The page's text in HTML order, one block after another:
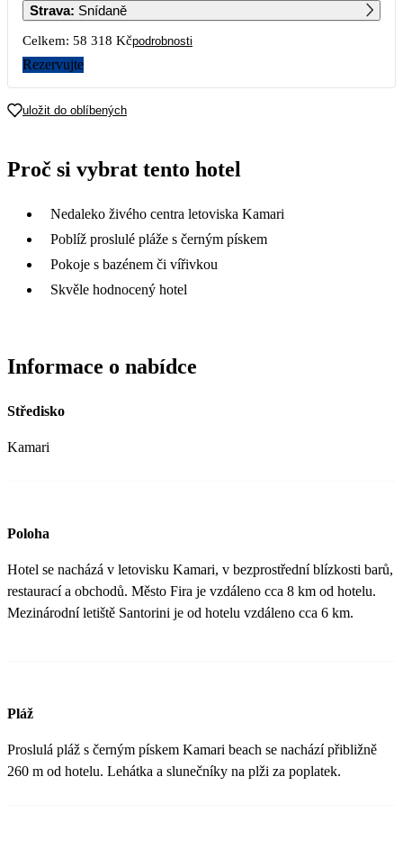
3 4
10
17
29 889
18
32 219
26 709 31 619 47 949 27 339
22 359
Strava: Snídaně
Celkem: 58 318 Kčpodrobnosti
Rezervujte
uložit do oblíbených
Proč si vybrat tento hotel
Nedaleko živého centra letoviska Kamari
Poblíž proslulé pláže s černým pískem
Pokoje s bazénem či vířivkou
Skvěle hodnocený hotel
Informace o nabídce
Středisko
Kamari
Poloha
Hotel se nacházá v letovisku Kamari, v bezprostřední blízkosti barů,
restaurací a obchodů. Město Fira je vzdáleno cca 8 km od hotelu.
Mezinárodní letiště Santorini je od hotelu vzdáleno cca 6 km.
Pláž
Proslulá pláž s černým pískem Kamari beach se nachází přibližně
260 m od hotelu. Lehátka a slunečníky na plži za poplatek.